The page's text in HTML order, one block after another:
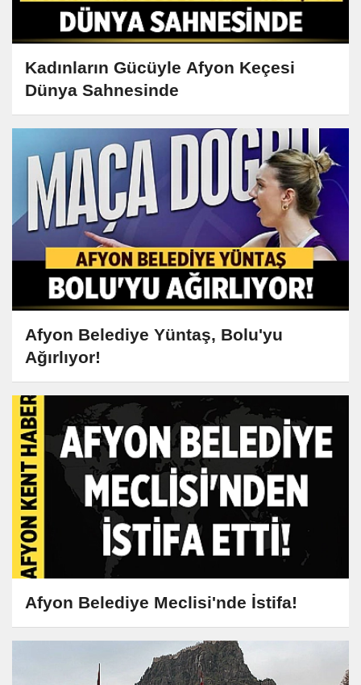
Kadınların Gücüyle Afyon Keçesi
Dünya Sahnesinde
Afyon Belediye Yüntaş, Bolu'yu
Ağırlıyor!
Afyon Belediye Meclisi'nde İstifa!